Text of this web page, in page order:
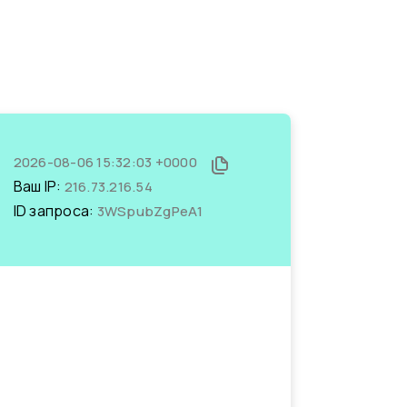
2026-08-06 15:32:03 +0000
Ваш IP: 216.73.216.54
ID запроса: 3WSpubZgPeA1